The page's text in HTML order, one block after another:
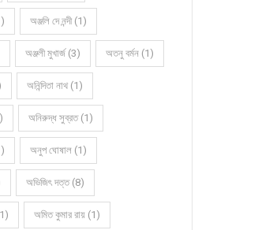
অঞ্জলি দে নন্দী (1)
অঞ্জলী মুখার্জ (3) অতনু বর্মন (1)
অনিন্দিতা নাথ (1)
অনিরুদ্ধ সুব্রত (1)
অনুপ ঘোষাল (1)
অভিজিৎ দত্ত (8)
অমিত কুমার রায় (1)